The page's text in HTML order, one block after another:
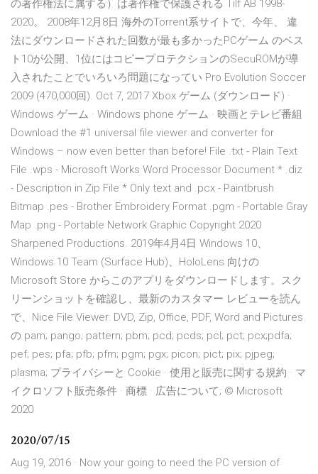
の著作権法に属する）は著作権で保護される Tilf AB 1998-
2020。 2008年12月8日 海外のTorrent系サイトで、今年、 違
法にダウンロードされた回数が最も多かったPCゲーム のベス
ト10が公開、1位にはコピープロテクションのSecuROMが導
入されたことでいろいろ問題になってい Pro Evolution Soccer
2009 (470,000回). Oct 7, 2017 Xbox ゲーム (ダウンロード) ·
Windows ゲーム · Windows phone ゲーム · 映画とテレビ番組
Download the #1 universal file viewer and converter for
Windows – now even better than before! File .txt - Plain Text
File .wps - Microsoft Works Word Processor Document * .diz
- Description in Zip File * Only text and .pcx - Paintbrush
Bitmap .pes - Brother Embroidery Format .pgm - Portable Gray
Map .png - Portable Network Graphic Copyright 2020
Sharpened Productions. 2019年4月4日 Windows 10、
Windows 10 Team (Surface Hub)、HoloLens 向けの
Microsoft Store からこのアプリをダウンロードします。スク
リーンショットを確認し、最新のカスタマー レビューを読ん
で、Nice File Viewer: DVD, Zip, Office, PDF, Word and Pictures
の pam; pango; pattern; pbm; pcd; pcds; pcl; pct; pcx;pdfa;
pef; pes; pfa; pfb; pfm; pgm; pgx; picon; pict; pix; pjpeg;
plasma; プライバシーと Cookie · 使用と販売に関する規約 · マ
イクロソフト販売条件 · 商標 · 広告について; © Microsoft
2020
2020/07/15
Aug 19, 2016 · Now your going to need the PC version of